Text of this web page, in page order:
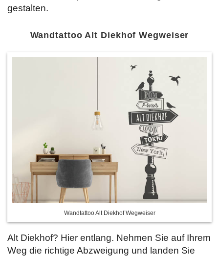
gestalten.
Wandtattoo Alt Diekhof Wegweiser
Wandtattoo Alt Diekhof Wegweiser
Alt Diekhof? Hier entlang. Nehmen Sie auf Ihrem
Weg die richtige Abzweigung und landen Sie